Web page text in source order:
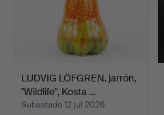
LUDVIG LÖFGREN. jarrón,
"Wildlife", Kosta …
Subastado 12 jul 2026